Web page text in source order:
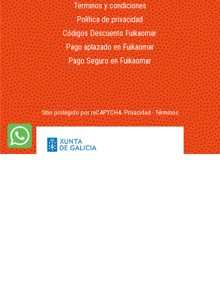
Terminos y condiciones
Política de privacidad
Códigos Descuento Fuikaomar
Pago aplazado en Fuikaomar
Pago Seguro en Fuikaomar
Sitio protegido por reCAPTCHA.Privacidad-Términos